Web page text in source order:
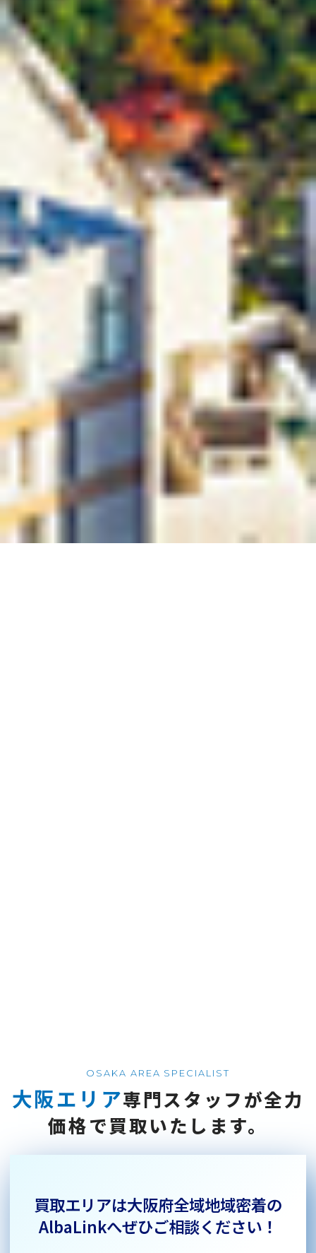
OSAKA AREA SPECIALIST
大阪エリア専門スタッフが全力
価格で買取いたします。
買取エリアは大阪府全域地域密着の
AlbaLinkへぜひご相談ください！